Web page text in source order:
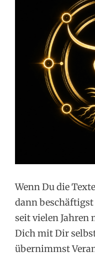
Wenn Du die
dann
seit vielen Jahren
Dich mit Dir
übernimmst